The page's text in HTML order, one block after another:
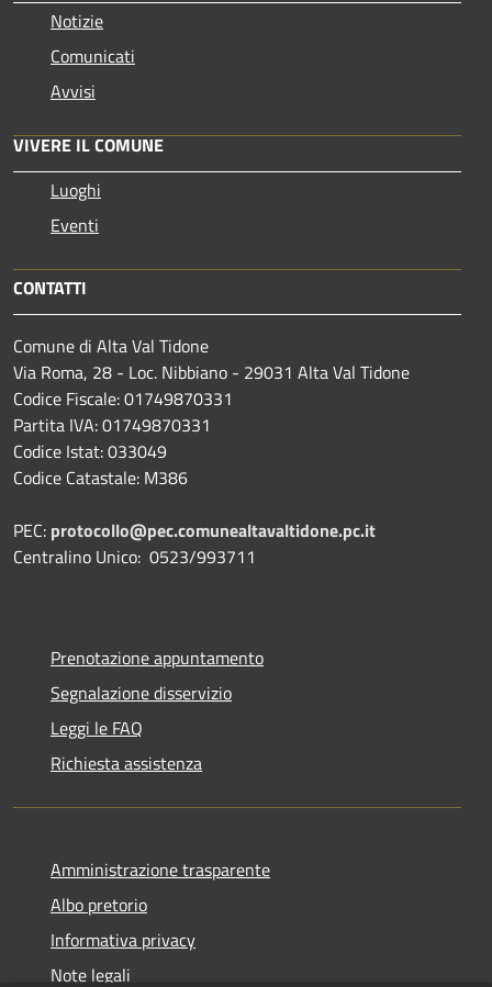
Notizie
Comunicati
Avvisi
VIVERE IL COMUNE
Luoghi
Eventi
CONTATTI
Comune di Alta Val Tidone
Via Roma, 28 - Loc. Nibbiano - 29031 Alta Val Tidone
Codice Fiscale: 01749870331
Partita IVA: 01749870331
Codice Istat: 033049
Codice Catastale: M386
PEC: protocollo@pec.comunealtavaltidone.pc.it
Centralino Unico: 0523/993711
Prenotazione appuntamento
Segnalazione disservizio
Leggi le FAQ
Richiesta assistenza
Amministrazione trasparente
Albo pretorio
Informativa privacy
Note legali